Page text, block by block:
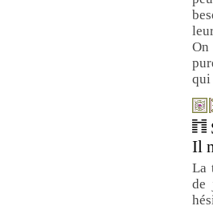
On
qui
Il
La
de